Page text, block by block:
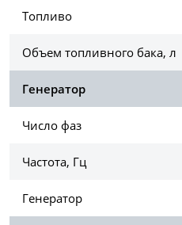
Топливо
Объем топливного бака, л
Генератор
Число фаз
Частота, Гц
Генератор